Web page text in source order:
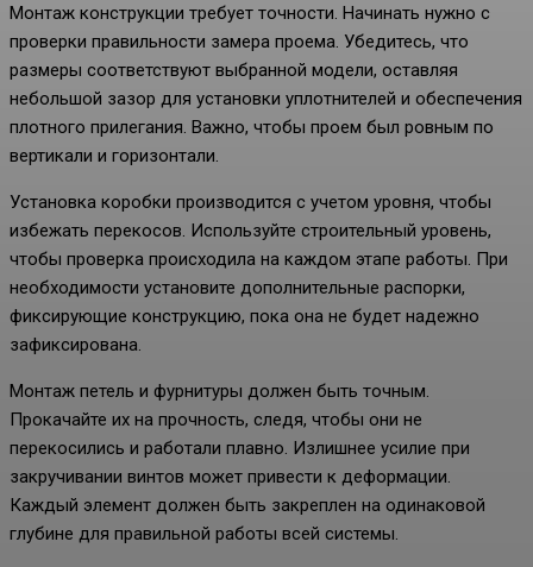
Монтаж конструкции требует точности. Начинать нужно с
проверки правильности замера проема. Убедитесь, что
размеры соответствуют выбранной модели, оставляя
небольшой зазор для установки уплотнителей и обеспечения
плотного прилегания. Важно, чтобы проем был ровным по
вертикали и горизонтали.
Установка коробки производится с учетом уровня, чтобы
избежать перекосов. Используйте строительный уровень,
чтобы проверка происходила на каждом этапе работы. При
необходимости установите дополнительные распорки,
фиксирующие конструкцию, пока она не будет надежно
зафиксирована.
Монтаж петель и фурнитуры должен быть точным.
Прокачайте их на прочность, следя, чтобы они не
перекосились и работали плавно. Излишнее усилие при
закручивании винтов может привести к деформации.
Каждый элемент должен быть закреплен на одинаковой
глубине для правильной работы всей системы.